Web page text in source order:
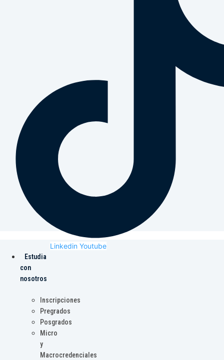
Linkedin Youtube
Estudia
con
nosotros
Inscripciones
Pregrados
Posgrados
Micro
y
Macrocredenciales